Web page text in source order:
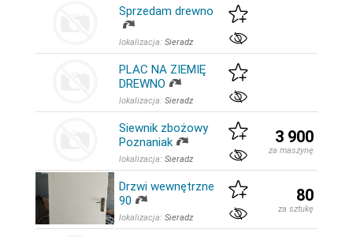
Sprzedam drewno
lokalizacja: Sieradz
PLAC NA ZIEMIĘ
DREWNO
lokalizacja: Sieradz
Siewnik zbożowy
Poznaniak
lokalizacja: Sieradz
3 900
za maszynę
Drzwi wewnętrzne
90
lokalizacja: Sieradz
80
za sztukę